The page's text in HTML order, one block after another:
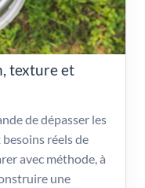
texture et
de dépasser les
réels de
avec méthode, à
une